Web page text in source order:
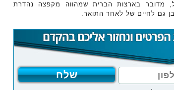
מדובר בארצות הברית שמהווה מקפצה נהדרת
גם לחיים של לאחר התואר.